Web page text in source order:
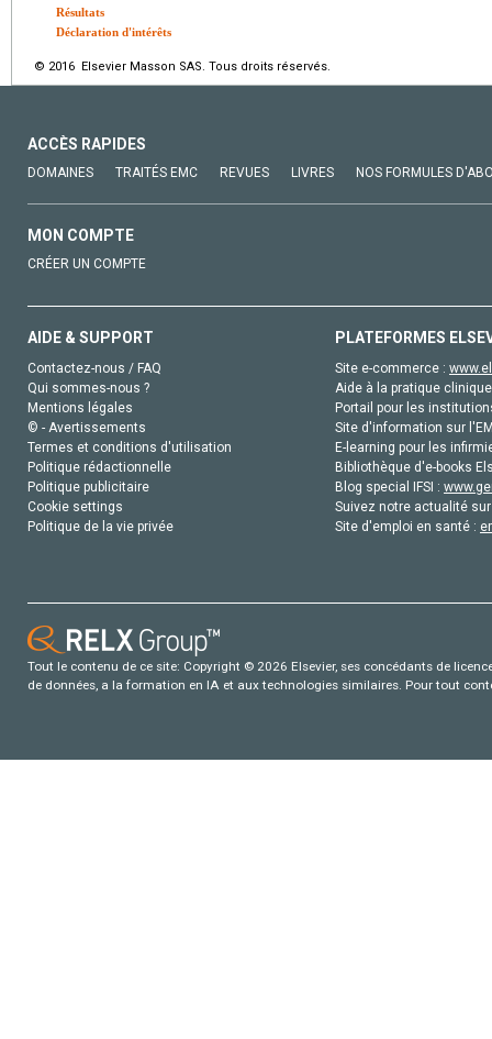
Résultats
Déclaration d'intérêts
© 2016 Elsevier Masson SAS. Tous droits réservés.
ACCÈS RAPIDES
DOMAINES TRAITÉS EMC REVUES LIVRES NOS FORMULES
MON COMPTE
CRÉER UN COMPTE
AIDE & SUPPORT
Contactez-nous / FAQ
Qui sommes-nous ?
Mentions légales
© - Avertissements
Termes et conditions d'utilisation
Politique rédactionnelle
Politique publicitaire
Cookie settings
Politique de la vie privée
PLATEFORMES
Site e-commerce :
Aide à la pratique
Portail pour les
Site d'information sur
E-learning pour les
Bibliothèque d'e-books
Blog special IFSI :
Suivez notre actualité
Site d'emploi en santé :
Tout le contenu de ce site: Copyright © 2026 Elsevier, ses concédants de
de données, a la formation en IA et aux technologies similaires. Pour tout